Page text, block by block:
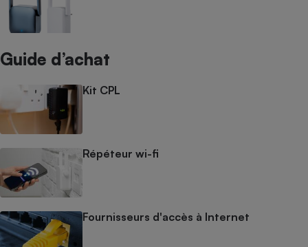
Guide d’achat
Kit CPL
Répéteur wi-fi
Fournisseurs d'accès à Internet